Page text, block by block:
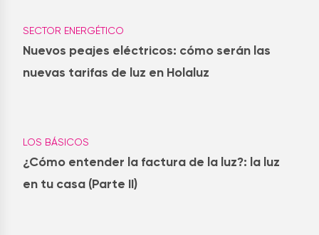
SECTOR ENERGÉTICO
Nuevos peajes eléctricos: cómo serán las
nuevas tarifas de luz en Holaluz
LOS BÁSICOS
¿Cómo entender la factura de la luz?: la luz
en tu casa (Parte II)